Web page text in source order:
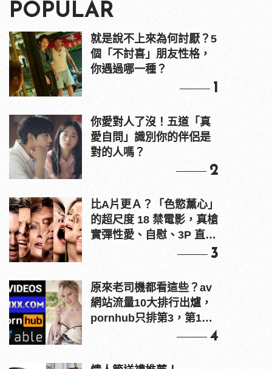
POPULAR
就是說不上來為何討厭？5
個「不討喜」朋友性格，
你遇過哪一種？
1
你愛對人了沒！五道「真
愛自問」識別你的伴侶是
對的人嗎？
2
比A片更Ａ？「色慾薰心」
的超尺度 18 禁電影，真槍
實彈性愛、自慰、3P 直接
3
原來老司機都看這些？av
網站流量10大排行出爐，
pornhub只排第3，第1名
4